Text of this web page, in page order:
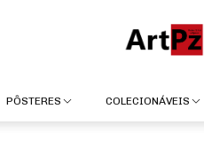
PÔSTERES COLECIONÁVEIS